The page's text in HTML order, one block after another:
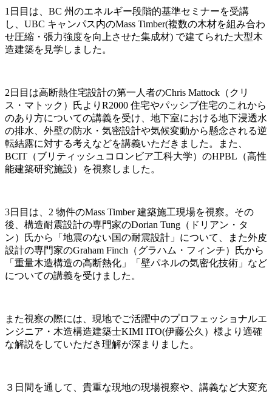
1 日目は、 BC 州のエネルギー段階的基準セミナーを受講
し、 UBC キャンパス内のMass Timber(複数の木材を組み合わ
せ圧縮・張力強度を向上させた集成材) で建てられた大型木
造建築を見学しました。
2 日目は高断熱住宅設計の第一人者のChris Mattock （クリ
ス・マトック）氏より R2000 住宅やパッシブ住宅のこれから
のあり方についての講義を受け、地下室における地下浸透水
の排水、外壁の防水・気密設計や気候変動から懸念される逆
転結露に対する考えなどを講義いただきました。また、
BCIT （ブリティッシュコロンビア工科大学）のHPBL （高性
能建築研究施設）を視察しました。
3日目は、 2 物件のMass Timber建築施工現場を視察。その
後、構造耐震設計の専門家のDorian Tung （ドリアン・タ
ン）氏から「地震のない国の耐震設計」について、また外皮
設計の専門家のGraham Finch （グラハム・フィンチ）氏から
「重量木造構造の高断熱化」「壁パネルの気密化技術」など
についての講義を受けました。
また視察の際には、現地でご活躍中のプロフェッショナルエ
ンジニア・木造構造建築士KIMI ITO(伊藤公久）様より適確
な解説をしていただき理解が深まりました。
３日間を通して、貴重な現地の現場視察や、講義など大変充